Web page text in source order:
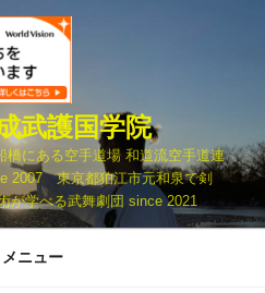
武護国学院
橋にある空手道場 和道流空手道連
2007 東京都狛江市元和泉で剣
が学べる武舞劇団 since 2021
メニュー